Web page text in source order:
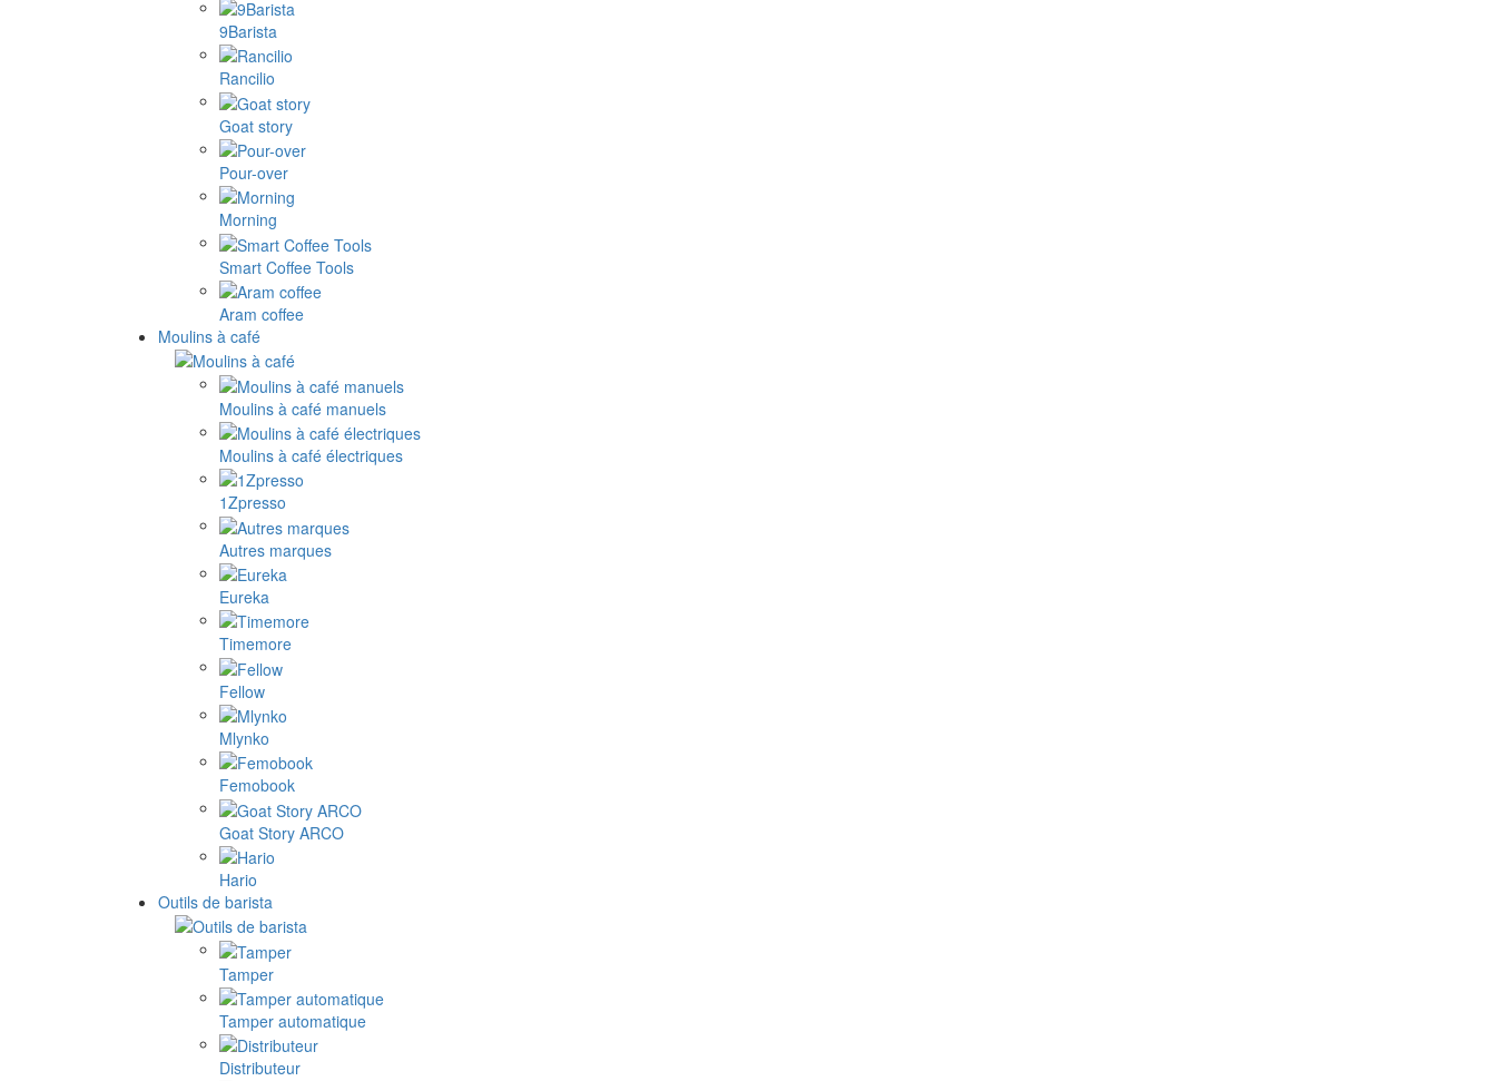
9Barista
Rancilio
Goat story
Pour-over
Morning
Smart Coffee Tools
Aram coffee
Moulins à café
Moulins à café manuels
Moulins à café électriques
1Zpresso
Autres marques
Eureka
Timemore
Fellow
Mlynko
Femobook
Goat Story ARCO
Hario
Outils de barista
Tamper
Tamper automatique
Distributeur